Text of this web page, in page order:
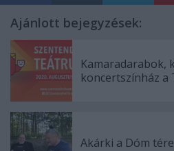
Ajánlott bejegyzések:
Kamaradarabok,
koncertszínház a
Akárki a Dóm